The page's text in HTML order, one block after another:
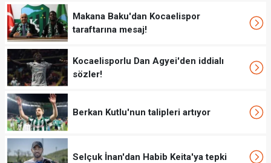
Makana Baku'dan Kocaelispor
taraftarına mesaj!
Kocaelisporlu Dan Agyei'den iddialı
sözler!
Berkan Kutlu'nun talipleri artıyor
Selçuk İnan'dan Habib Keita'ya tepki